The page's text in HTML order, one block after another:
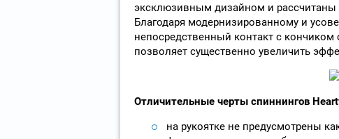
эксклюзивным дизайном и
Благодаря модернизированному и
непосредственный контакт с
позволяет существенно увеличить
Отличительные черты спиннингов
на рукоятке не предусмотрены